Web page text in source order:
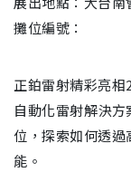
攤位編號：
正鉑雷射精彩亮
自動化雷射解決
位，探索如何透
能。